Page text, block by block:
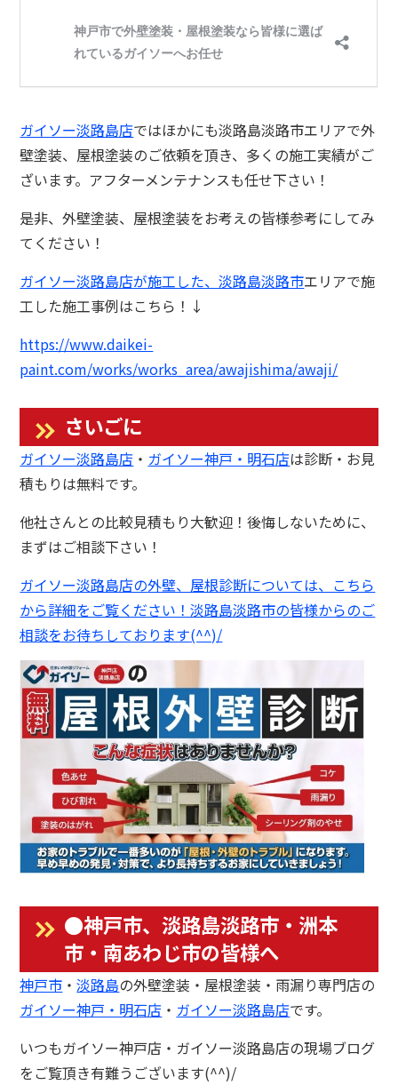
ガイソー淡路島店ではほかにも淡路島淡路市エリアで外
壁塗装、屋根塗装のご依頼を頂き、多くの施工実績がご
ざいます。アフターメンテナンスも任せ下さい！
是非、外壁塗装、屋根塗装をお考えの皆様参考にしてみ
てください！
ガイソー淡路島店が施工した、淡路島淡路市エリアで施
工した施工事例はこちら！↓
https://www.daikei-
paint.com/works/works_area/awajishima/awaji/
さいごに
ガイソー淡路島店 ・ ガイソー神戸・明石店は診断・お見
積もりは無料です。
他社さんとの比較見積もり大歓迎！後悔しないために、
まずはご相談下さい！
ガイソー淡路島店の外壁、屋根診断については、こちら
から詳細をご覧ください！淡路島淡路市の皆様からのご
相談をお待ちしております(^^)/
●神戸市、淡路島淡路市・洲本
市・南あわじ市の皆様へ
神戸市 ・淡路島の外壁塗装・屋根塗装・雨漏り専門店の
ガイソー神戸・明石店 ・ ガイソー淡路島店です。
いつもガイソー神戸店・ガイソー淡路島店の現場ブログ
をご覧頂き有難うございます(^^)/